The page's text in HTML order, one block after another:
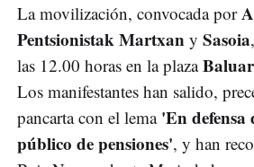
La movilización, convocada por
PentsionistakMartxan y Sasoia
las 12.00 horas en la plaza
Los manifestantes han salido,
pancarta con el lema 'En defensa
público de pensiones', y han